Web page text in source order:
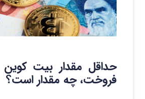
حداقل مقدار بیت
فروخت، چه مقدار است؟